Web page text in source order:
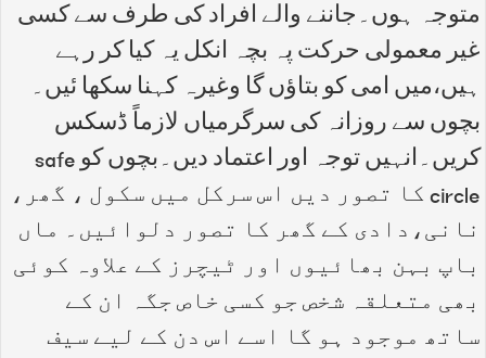
متوجہ ہوں۔جاننے والے افراد کی طرف سے کسی
غیر معمولی حرکت پہ بچہ انکل یہ کیا کر رہے
ہیں،میں امی کو بتاؤں گا وغیرہ کہنا سکھا ئیں۔
بچوں سے روزانہ کی سرگرمیاں لازماً ڈسکس
کریں۔انہیں توجہ اور اعتماد دیں۔بچوں کو safe
circle کا تصور دیں اس سرکل میں سکول ، گھر،
نانی،دادی کے گھر کا تصور دلوائیں۔ ماں
باپ بہن بھائیوں اور ٹیچرز کے علاوہ کوئی
بھی متعلقہ شخص جو کسی خاص جگہ ان کے
ساتھ موجود ہو گا اسے اس دن کے لیے سیف